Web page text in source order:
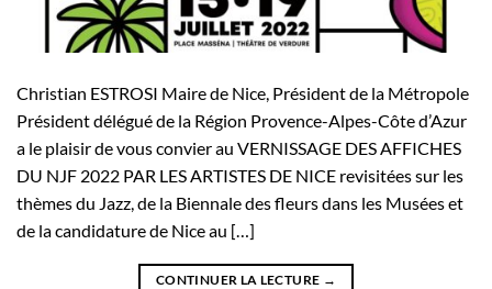
Christian ESTROSI Maire de Nice, Président de la Métropole
Président délégué de la Région Provence-Alpes-Côte d’Azur
a le plaisir de vous convier au VERNISSAGE DES AFFICHES
DU NJF 2022 PAR LES ARTISTES DE NICE revisitées sur les
thèmes du Jazz, de la Biennale des fleurs dans les Musées et
de la candidature de Nice au […]
CONTINUER LA LECTURE →